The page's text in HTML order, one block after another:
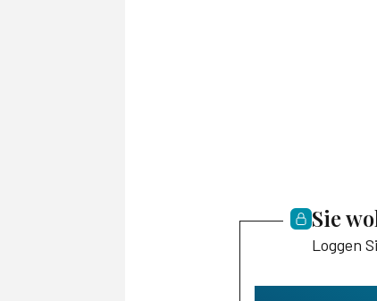
Sie
Loggen